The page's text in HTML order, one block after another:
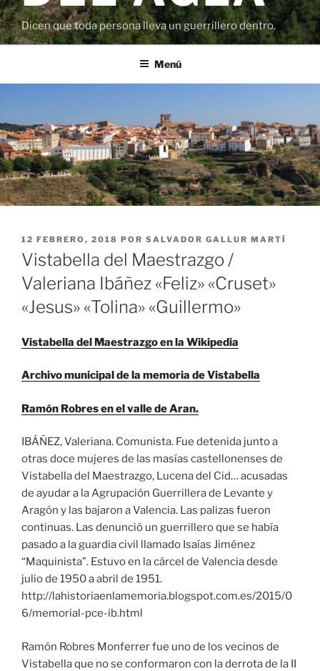
Dicen que toda persona lleva un guerrillero dentro.
Menú
PUBLICADO
EL
12 FEBRERO, 2018 POR SALVADOR GALLUR MARTÍ
Vistabella del Maestrazgo /
Valeriana Ibáñez «Feliz» «Cruset»
«Jesus» «Tolina» «Guillermo»
Vistabella del Maestrazgo en la Wikipedia
Archivo municipal de la memoria de Vistabella
Ramón Robres en el valle de Aran.
IBÁÑEZ, Valeriana. Comunista. Fue detenida junto a
otras doce mujeres de las masías castellonenses de
Vistabella del Maestrazgo, Lucena del Cid… acusadas
de ayudar a la Agrupación Guerrillera de Levante y
Aragón y las bajaron a Valencia. Las palizas fueron
continuas. Las denunció un guerrillero que se había
pasado a la guardia civil llamado Isaías Jiménez
“Maquinista”. Estuvo en la cárcel de Valencia desde
julio de 1950 a abril de 1951.
http://lahistoriaenlamemoria.blogspot.com.es/2015/0
6/memorial-pce-ib.html
Ramón Robres Monferrer fue uno de los vecinos de
Vistabella que no se conformaron con la derrota de la II